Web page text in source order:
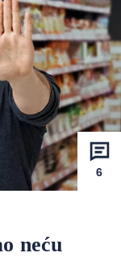
6
neću